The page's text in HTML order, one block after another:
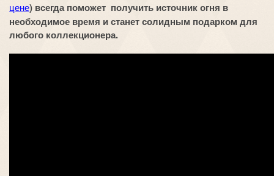
цене) всегда поможет получить источник огня в
необходимое время и станет солидным подарком для
любого коллекционера.